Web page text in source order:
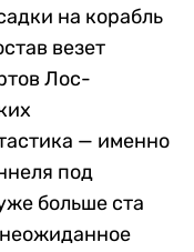
на корабль
везет
Лос-
— именно
под
больше ста
неожиданное